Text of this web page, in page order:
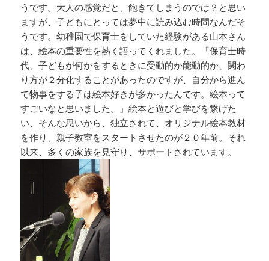
うです。大人の感覚だと、飽きてしまうのでは？と思い
ますが、子どもにとっては夢中に読み込む時間なんだそ
うです。幼稚園で保育士をしていた経験がある山本さん
は、絵本の重要性を熱く語ってくれました。「保育士時
代、子どもが何かをするときに受動的か能動的か、関わ
り方が２分化することがあったのですが、自分から進ん
で物事をする子は絵本好きが多かったんです。絵本って
すごいなと思いました。」絵本と遊びと学びを繋げた
い、そんな思いから、独立されて、オリジナル絵本教材
を作り、親子教室をスタートさせたのが２０年前。それ
以来、多くの家族を見守り、サポートされています。